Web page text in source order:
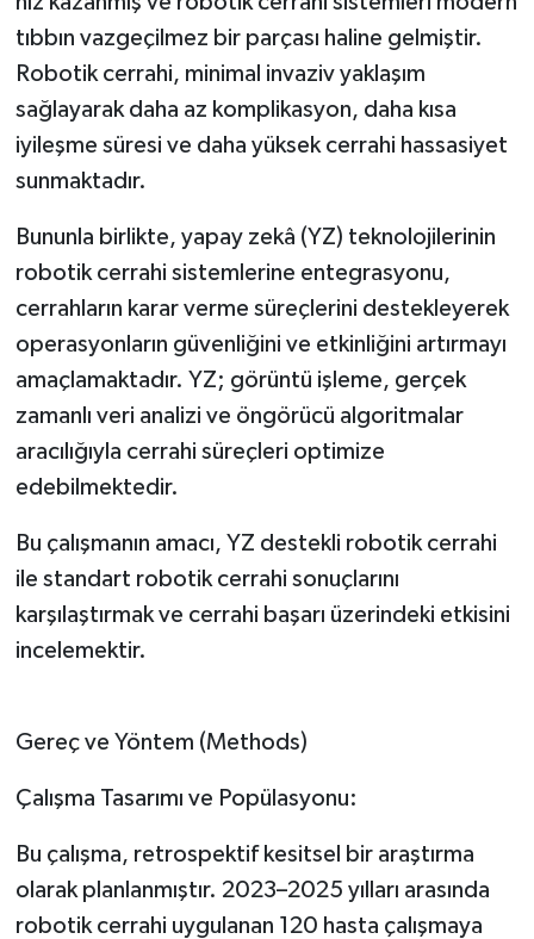
tıbbın vazgeçilmez bir parçası haline gelmiştir.
Robotik cerrahi, minimal invaziv yaklaşım
sağlayarak daha az komplikasyon, daha kısa
iyileşme süresi ve daha yüksek cerrahi hassasiyet
sunmaktadır.
Bununla birlikte, yapay zekâ (YZ) teknolojilerinin
robotik cerrahi sistemlerine entegrasyonu,
cerrahların karar verme süreçlerini destekleyerek
operasyonların güvenliğini ve etkinliğini artırmayı
amaçlamaktadır. YZ; görüntü işleme, gerçek
zamanlı veri analizi ve öngörücü algoritmalar
aracılığıyla cerrahi süreçleri optimize
edebilmektedir.
Bu çalışmanın amacı, YZ destekli robotik cerrahi
ile standart robotik cerrahi sonuçlarını
karşılaştırmak ve cerrahi başarı üzerindeki etkisini
incelemektir.
Gereç ve Yöntem (Methods)
Çalışma Tasarımı ve Popülasyonu:
Bu çalışma, retrospektif kesitsel bir araştırma
olarak planlanmıştır. 2023–2025 yılları arasında
robotik cerrahi uygulanan 120 hasta çalışmaya